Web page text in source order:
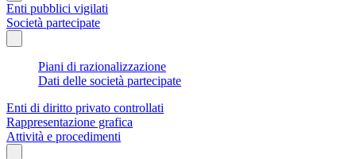
Enti pubblici vigilati
Società partecipate
Piani di razionalizzazione
Dati delle società partecipate
Enti di diritto privato controllati
Rappresentazione grafica
Attività e procedimenti